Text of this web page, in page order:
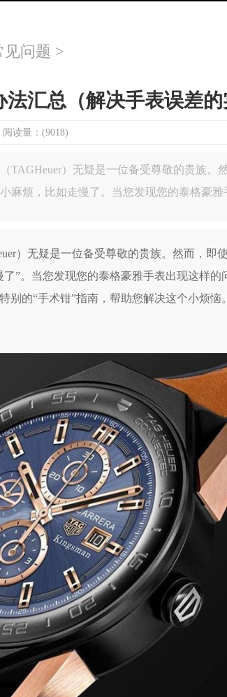
熙国际中心D座11层1102室泰格豪雅售后服务
见问题 >
汇总（解决手表误差的
阅读量：(9018)
TAGHeuer）无疑是一位备受尊敬的贵族。
麻烦，比如走慢了。当您发现您的泰格豪雅
）无疑是一位备受尊敬的贵族。然而，即
”。当您发现您的泰格豪雅手表出现这样的
的“手术钳”指南，帮助您解决这个小烦恼。